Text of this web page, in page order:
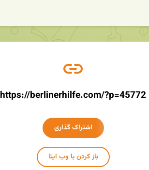
https://berlinerhilfe.com/?p=45772
اشتراک گذاری
باز کردن با وب ایتا